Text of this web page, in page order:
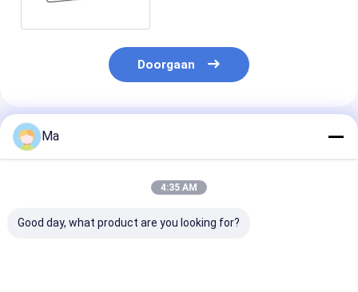
Doorgaan
Geadviseerde Producten
Ma
4:35 AM
Good day, what product are you looking for?